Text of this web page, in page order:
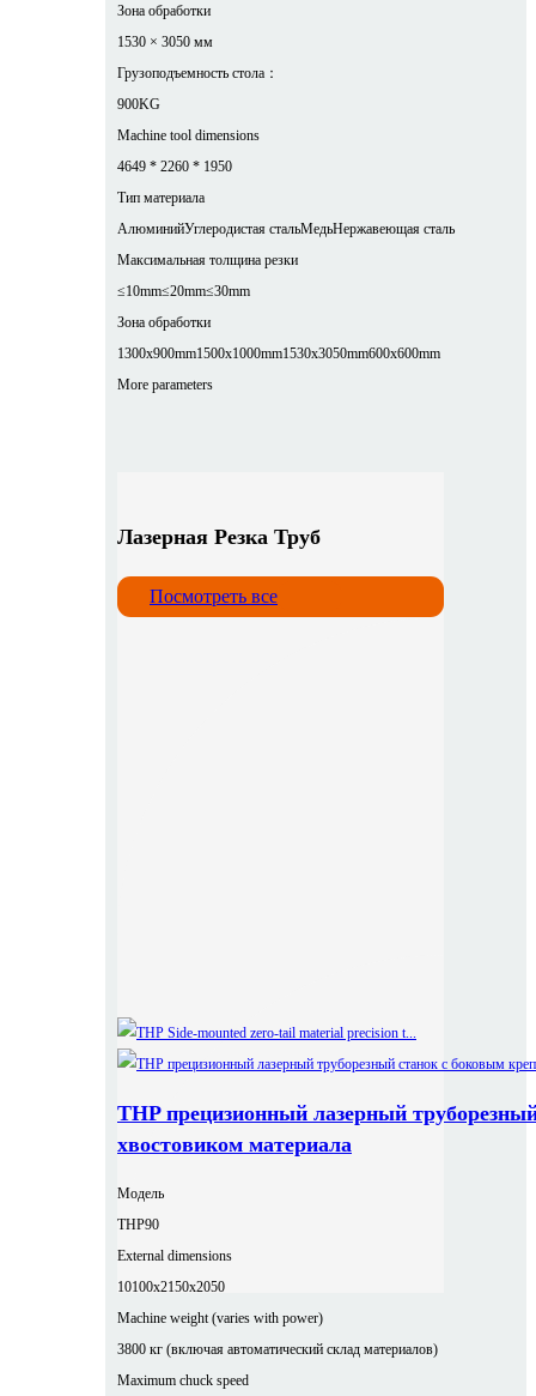
Зона обработки
1530 × 3050 мм
Грузоподъемность стола：
900KG
Machine tool dimensions
4649 * 2260 * 1950
Тип материала
АлюминийУглеродистая стальМедьНержавеющая сталь
Максимальная толщина резки
≤10mm≤20mm≤30mm
Зона обработки
1300x900mm1500x1000mm1530x3050mm600x600mm
More parameters
Лазерная Резка Труб
Посмотреть все
THP прецизионный лазерный
хвостовиком материала
Модель
THP90
External dimensions
10100x2150x2050
Machine weight (varies with power)
3800 кг (включая автоматический склад материалов)
Maximum chuck speed